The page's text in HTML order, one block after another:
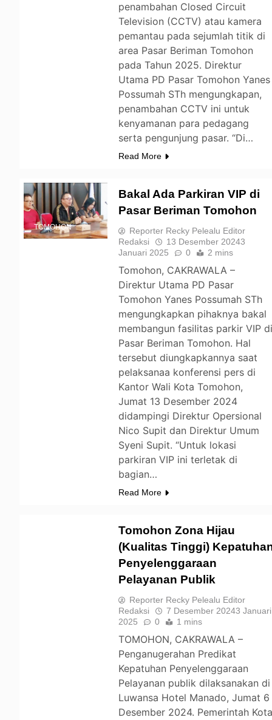
penambahan Closed Circuit
Television (CCTV) atau kamera
pemantau pada sejumlah titik di
area Pasar Beriman Tomohon
pada Tahun 2025. Direktur
Utama PD Pasar Tomohon Yanes
Possumah STh mengungkapan,
penambahan CCTV ini untuk
kenyamanan para pedagang
serta pengunjung pasar. “Di…
Read More
TOMOHON
Bakal Ada Parkiran VIP di
Pasar Beriman Tomohon
Reporter Recky Pelealu Editor
Redaksi
13 Desember 20243
Januari 2025
0 2 mins
Tomohon, CAKRAWALA –
Direktur Utama PD Pasar
Tomohon Yanes Possumah STh
mengungkapkan pihaknya bakal
membangun fasilitas parkir VIP
Pasar Beriman Tomohon. Hal
tersebut diungkapkannya saat
pelaksanaa konferensi pers di
Kantor Wali Kota Tomohon,
Jumat 13 Desember 2024
didampingi Direktur Opersional
Nico Supit dan Direktur Umum
Syeni Supit. “Untuk lokasi
parkiran VIP ini terletak di
bagian…
Read More
Tomohon Zona Hijau
(Kualitas Tinggi)
Penyelenggaraan
Pelayanan Publik
Reporter Recky Pelealu Editor
Redaksi
7 Desember 20243 Januari
2025
0 1 mins
TOMOHON, CAKRAWALA –
Penganugerahan Predikat
Kepatuhan Penyelenggaraan
Pelayanan publik dilaksanakan di
Luwansa Hotel Manado, Jumat 6
Desember 2024. Pemerintah